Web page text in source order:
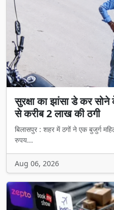
सुरक्षा का झांसा डे कर
से करीब 2 लाख की ठगी
बिलासपुर : शहर में ठगों ने एक बुजुर्ग
रुपय...
Aug 06, 2026